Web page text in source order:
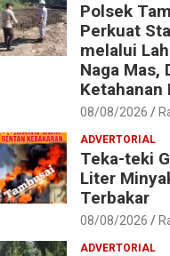
Polsek
Perkuat
melalui
Naga Mas,
Ketahanan
08/08/2026
ADVERTORIAL
Teka-teki
Liter
Terbakar
08/08/2026
ADVERTORIAL